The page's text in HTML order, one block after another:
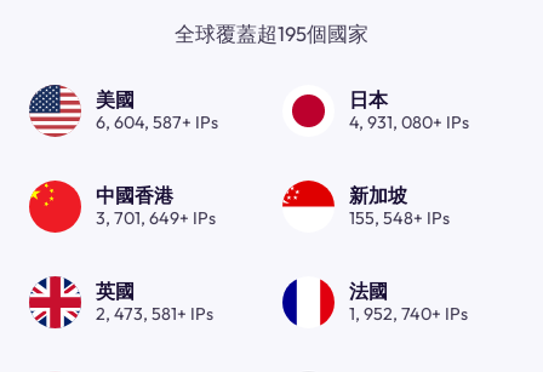
全球覆蓋超195個國家
美國
6, 604, 587+ IPs
日本
4, 931, 080+ IPs
中國香港
3, 701, 649+ IPs
新加坡
155, 548+ IPs
英國
2, 473, 581+ IPs
法國
1, 952, 740+ IPs